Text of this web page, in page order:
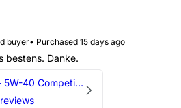
buyer• Purchased 15 days ago
bestens. Danke.
2 Liter - 5W-40 Competition 300V Motul Motoröl